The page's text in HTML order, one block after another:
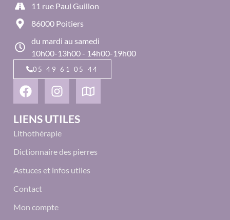
11 rue Paul Guillon
86000 Poitiers
du mardi au samedi
10h00-13h00 - 14h00-19h00
05 49 61 05 44
LIENS UTILES
Lithothérapie
Dictionnaire des pierres
Astuces et infos utiles
Contact
Mon compte